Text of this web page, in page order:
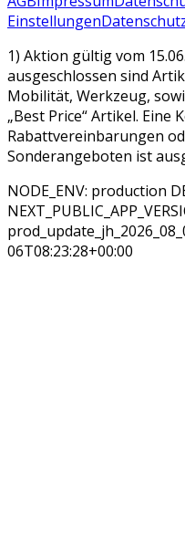
Einstellungen
1) Aktion gültig vom
ausgeschlossen sind
Mobilität, Werkzeug,
„Best Price“ Artikel.
Rabattvereinbarungen
Sonderangeboten ist
NODE_ENV: production
06T08:23:28+00:00